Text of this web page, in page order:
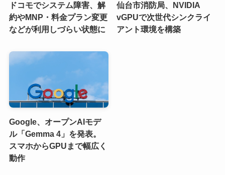
ドコモでシステム障害、解
約やMNP・料金プラン変更
などが利用しづらい状態に
仙台市消防局、NVIDIA
vGPUで次世代シンクライ
アント環境を構築
Google、オープンAIモデ
ル「Gemma 4」を発表。
スマホからGPUまで幅広く
動作